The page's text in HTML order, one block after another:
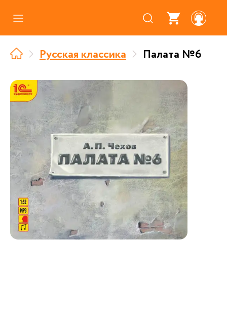
Где купить
Про аудиокниги
Партнерам
Русская классика Палата №6